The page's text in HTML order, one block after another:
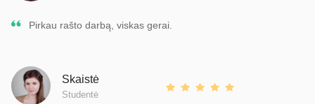
Pirkau rašto darbą, viskas gerai.
Skaistė
Studentė